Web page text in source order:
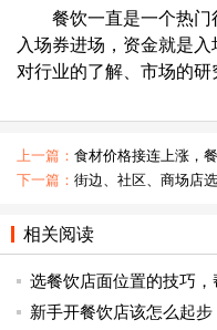
餐饮一直是一个热门
入场券进场，资金就是
对行业的了解、市场的研
上一篇： 食材价格接连上涨，
下一篇： 街边、社区、商场店
相关阅读
选餐饮店面位置的技巧
新手开餐饮店该怎么起